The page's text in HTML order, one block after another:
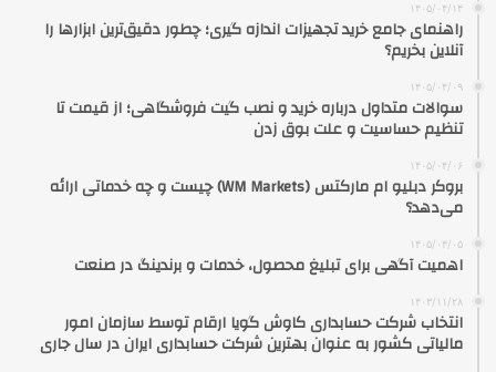
۱۴۰۵/۰۴/۱۴
راهنمای جامع خرید تجهیزات اندازه گیری؛ چطور دقیق‌ترین ابزارها را
آنلاین بخریم؟
۱۴۰۵/۰۴/۰۹
سوالات متداول درباره خرید و نصب گیت فروشگاهی؛ از قیمت تا
تنظیم حساسیت و علت بوق زدن
۱۴۰۵/۰۴/۰۶
بروکر دبلیو ام مارکتس (WM Markets) چیست و چه خدماتی ارائه
می‌دهد؟
۱۴۰۵/۰۴/۰۵
اهمیت آگهی برای تبلیغ محصول، خدمات و برندینگ در صنعت
۱۴۰۳/۱۱/۲۸
انتخاب شرکت حسابداری کاوش گویا ارقام توسط سازمان امور
مالیاتی کشور به عنوان بهترین شرکت حسابداری ایران در سال جاری